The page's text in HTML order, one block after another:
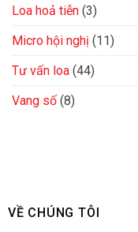
Loa hoả tiễn (3)
Micro hội nghị (11)
Tư vấn loa (44)
Vang số (8)
VỀ CHÚNG TÔI